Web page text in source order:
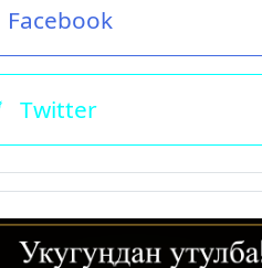
Facebook
Twitter